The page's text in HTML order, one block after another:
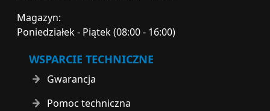
Magazyn:
Poniedziałek - Piątek (08:00 - 16:00)
WSPARCIE TECHNICZNE
Gwarancja
Pomoc techniczna